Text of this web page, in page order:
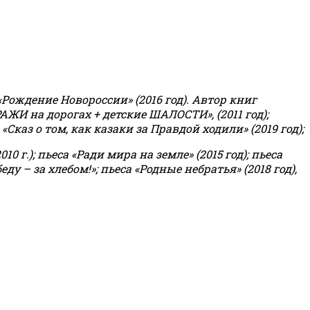
Новороссии» (2016 год). Автор книг
на дорогах + детские ШАЛОСТИ», (2011 год);
о том, как казаки за Правдой ходили» (2019 год);
г.); пьеса «Ради мира на земле» (2015 год); пьеса
– за хлебом!»;пьеса «Родные небратья» (2018 год),